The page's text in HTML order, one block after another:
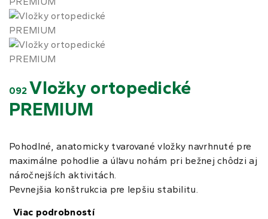
092 Vložky ortopedické
PREMIUM
Pohodlné, anatomicky tvarované vložky navrhnuté pre
maximálne pohodlie a úľavu nohám pri bežnej chôdzi aj
náročnejších aktivitách.
Pevnejšia konštrukcia pre lepšiu stabilitu.
Viac podrobností